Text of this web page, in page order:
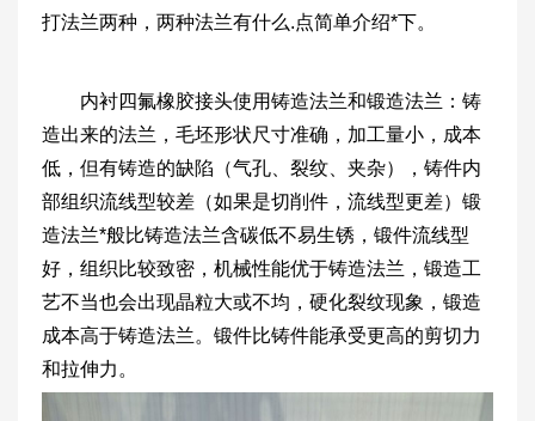
打法兰两种，两种法兰有什么.点简单介绍*下。
内衬四氟橡胶接头使用铸造法兰和锻造法兰：铸
造出来的法兰，毛坯形状尺寸准确，加工量小，成本
低，但有铸造的缺陷（气孔、裂纹、夹杂），铸件内
部组织流线型较差（如果是切削件，流线型更差）锻
造法兰*般比铸造法兰含碳低不易生锈，锻件流线型
好，组织比较致密，机械性能优于铸造法兰，锻造工
艺不当也会出现晶粒大或不均，硬化裂纹现象，锻造
成本高于铸造法兰。锻件比铸件能承受更高的剪切力
和拉伸力。